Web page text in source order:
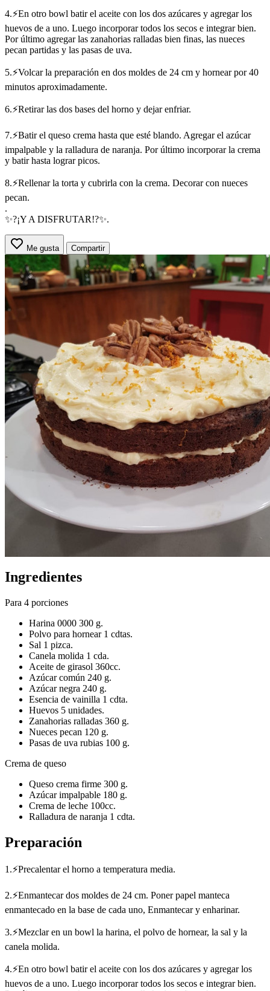
4.⚡En otro bowl batir el aceite con los dos azúcares y agregar los
huevos de a uno. Luego incorporar todos los secos e integrar bien.
Por último agregar las zanahorias ralladas bien finas, las nueces
pecan partidas y las pasas de uva.
5.⚡Volcar la preparación en dos moldes de 24 cm y hornear por 40
minutos aproximadamente.
6.⚡Retirar las dos bases del horno y dejar enfriar.
7.⚡Batir el queso crema hasta que esté blando. Agregar el azúcar
impalpable y la ralladura de naranja. Por último incorporar la crema
y batir hasta lograr picos.
8.⚡Rellenar la torta y cubrirla con la crema. Decorar con nueces
pecan.
.
✨?¡Y A DISFRUTAR!?✨.
Me gusta Compartir
Ingredientes
Para 4 porciones
Harina 0000 300 g.
Polvo para hornear 1 cdtas.
Sal 1 pizca.
Canela molida 1 cda.
Aceite de girasol 360cc.
Azúcar común 240 g.
Azúcar negra 240 g.
Esencia de vainilla 1 cdta.
Huevos 5 unidades.
Zanahorias ralladas 360 g.
Nueces pecan 120 g.
Pasas de uva rubias 100 g.
Crema de queso
Queso crema firme 300 g.
Azúcar impalpable 180 g.
Crema de leche 100cc.
Ralladura de naranja 1 cdta.
Preparación
1.⚡Precalentar el horno a temperatura media.
2.⚡Enmantecar dos moldes de 24 cm. Poner papel manteca
enmantecado en la base de cada uno, Enmantecar y enharinar.
3.⚡Mezclar en un bowl la harina, el polvo de hornear, la sal y la
canela molida.
4.⚡En otro bowl batir el aceite con los dos azúcares y agregar los
huevos de a uno. Luego incorporar todos los secos e integrar bien.